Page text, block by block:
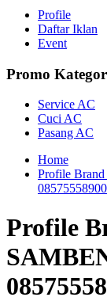
Profile
Daftar Iklan
Event
Promo
Service AC
Cuci AC
Pasang AC
Home
Profile
Profile